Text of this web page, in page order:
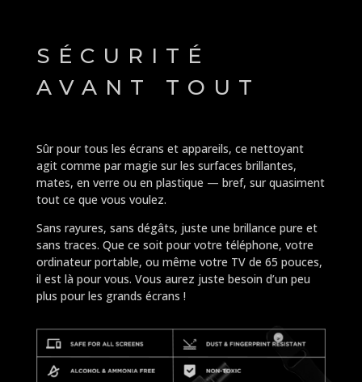
SÉCURITÉ
AVANT TOUT
Sûr pour tous les écrans et appareils, ce nettoyant
agit comme par magie sur les surfaces brillantes,
mates, en verre ou en plastique — bref, sur quasiment
tout ce que vous voulez.
Sans rayures, sans dégâts, juste une brillance pure et
sans traces. Que ce soit pour votre téléphone, votre
ordinateur portable, ou même votre TV de 65 pouces,
il est là pour vous. Vous aurez juste besoin d’un peu
plus pour les grands écrans !